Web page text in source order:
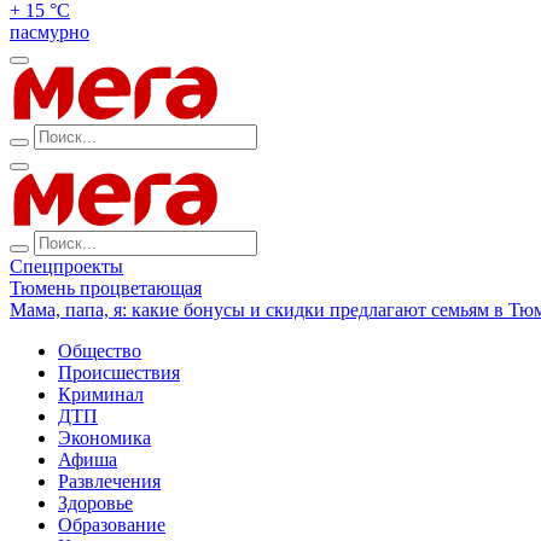
+ 15 °С
пасмурно
Спецпроекты
Тюмень процветающая
Мама, папа, я: какие бонусы и скидки предлагают семьям в
Общество
Происшествия
Криминал
ДТП
Экономика
Афиша
Развлечения
Здоровье
Образование